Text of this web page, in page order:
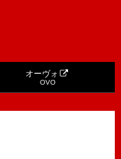
オーヴォ
OVO